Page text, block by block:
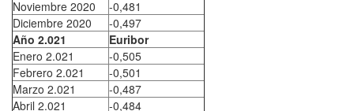
Noviembre 2020
-0,481
Diciembre 2020
-0,497
Año 2.021
Euribor
Enero 2.021
-0,505
Febrero 2.021
-0,501
Marzo 2.021
-0,487
Abril 2.021
-0,484